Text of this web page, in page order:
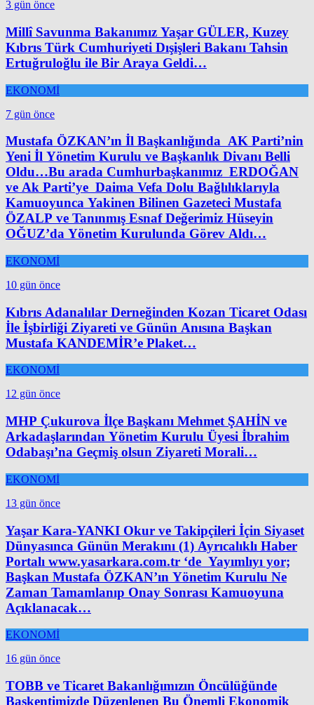
3 gün önce
Millî Savunma Bakanımız Yaşar GÜLER, Kuzey
Kıbrıs Türk Cumhuriyeti Dışişleri Bakanı Tahsin
Ertuğruloğlu ile Bir Araya Geldi…
EKONOMİ
7 gün önce
Mustafa ÖZKAN’ın İl Başkanlığında AK Parti’nin
Yeni İl Yönetim Kurulu ve Başkanlık Divanı Belli
Oldu…Bu arada Cumhurbaşkanımız ERDOĞAN
ve Ak Parti’ye Daima Vefa Dolu Bağlılıklarıyla
Kamuoyunca Yakinen Bilinen Gazeteci Mustafa
ÖZALP ve Tanınmış Esnaf Değerimiz Hüseyin
OĞUZ’da Yönetim Kurulunda Görev Aldı…
EKONOMİ
10 gün önce
Kıbrıs Adanalılar Derneğinden Kozan Ticaret Odası
İle İşbirliği Ziyareti ve Günün Anısına Başkan
Mustafa KANDEMİR’e Plaket…
EKONOMİ
12 gün önce
MHP Çukurova İlçe Başkanı Mehmet ŞAHİN ve
Arkadaşlarından Yönetim Kurulu Üyesi İbrahim
Odabaşı’na Geçmiş olsun Ziyareti Morali…
EKONOMİ
13 gün önce
Yaşar Kara-YANKI Okur ve Takipçileri İçin Siyaset
Dünyasınca Günün Merakını (1) Ayrıcalıklı Haber
Portalı www.yasarkara.com.tr ‘de Yayımlıyı yor;
Başkan Mustafa ÖZKAN’ın Yönetim Kurulu Ne
Zaman Tamamlanıp Onay Sonrası Kamuoyuna
Açıklanacak…
EKONOMİ
16 gün önce
TOBB ve Ticaret Bakanlığımızın Öncülüğünde
Başkentimizde Düzenlenen Bu Önemli Ekonomik